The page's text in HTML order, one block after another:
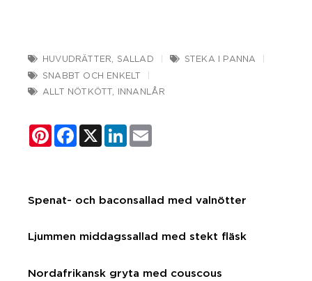
HUVUDRÄTTER SALLAD
STEKA I PANNA
SNABBT OCH ENKELT
ALLT NÖTKÖTT
INNANLÅR
PinterestFacebook
X LinkedIn
Spenat- och baconsallad med valnötter
Ljummen middagssallad med stekt fläsk
Nordafrikansk gryta med couscous